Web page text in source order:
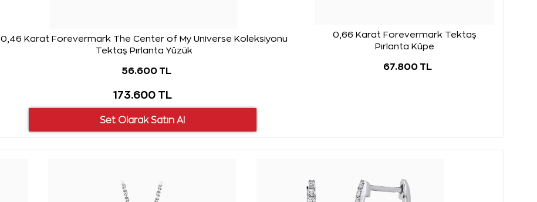
0,46 Karat Forevermark The Center of My Universe Koleksiyonu
Tektaş Pırlanta Yüzük
56.600 TL
0,66 Karat Forevermark Tektaş
Pırlanta Küpe
67.800 TL
173.600 TL